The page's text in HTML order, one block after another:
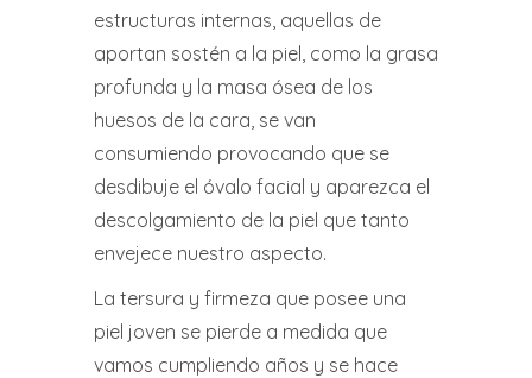
estructuras internas, aquellas de
aportan sostén a la piel, como la grasa
profunda y la masa ósea de los
huesos de la cara, se van
consumiendo provocando que se
desdibuje el óvalo facial y aparezca el
descolgamiento de la piel que tanto
envejece nuestro aspecto.
La tersura y firmeza que posee una
piel joven se pierde a medida que
vamos cumpliendo años y se hace